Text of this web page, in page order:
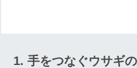
手をつなぐウサギ